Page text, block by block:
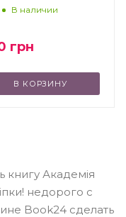
В наличии
грн
В КОРЗИНУ
книгу Академія
недорого с
Book24 сделать